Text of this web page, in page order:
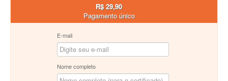
R$ 29,90
Pagamento único
E-mail
Nome completo